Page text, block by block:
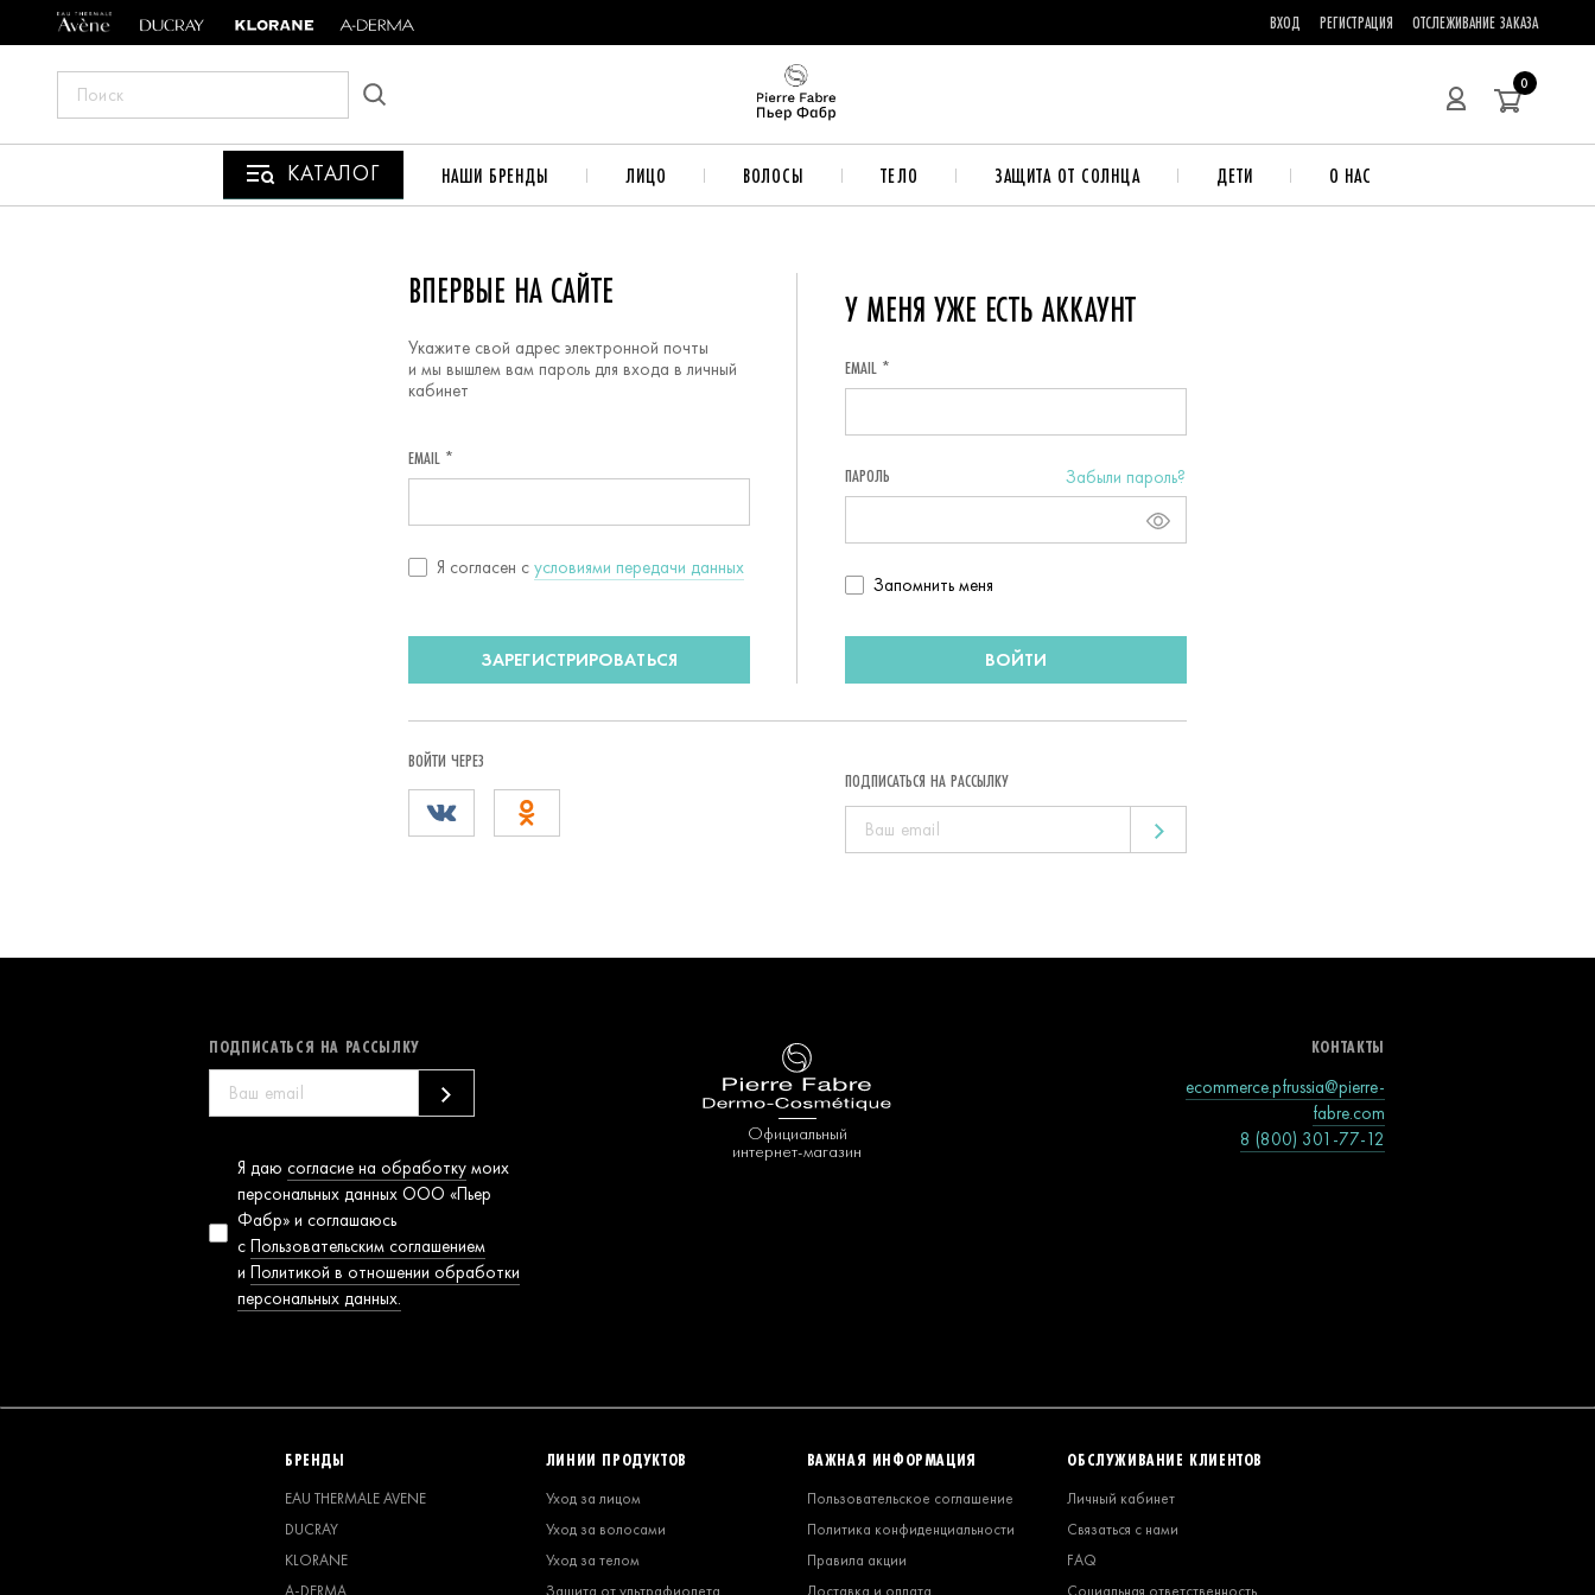
ВХОД РЕГИСТРАЦИЯ ОТСЛЕЖИВАНИЕ ЗАКАЗА
ПОИСК
САЙТУ
0
КАТАЛОГ НАШИ БРЕНДЫ ЛИЦО ВОЛОСЫ ТЕЛО ЗАЩИТА ОТ СОЛНЦА ДЕТИ О НАС
ВПЕРВЫЕ НА САЙТЕ
Укажите свой адрес электронной почты
и мы вышлем вам пароль для входа в личный
кабинет
EMAIL *
Согласие
Я согласен c условиями передачи данных
ЗАРЕГИСТРИРОВАТЬСЯ
У МЕНЯ УЖЕ ЕСТЬ АККАУНТ
EMAIL *
ПАРОЛЬ Забыли пароль?
Запомнить
Запомнить меня
ВОЙТИ
ВОЙТИ ЧЕРЕЗ
ПОДПИСАТЬСЯ НА РАССЫЛКУ
ПОДПИСАТЬСЯ НА РАССЫЛКУ
Согласие на
обработку
персональных
данных
Я даю согласие на обработку моих
персональных данных ООО «Пьер
Фабр» и соглашаюсь
с Пользовательским соглашением
и Политикой в отношении обработки
персональных данных.
Официальный
интернет-магазин
КОНТАКТЫ
ecommerce.pfrussia@pierre-
fabre.com
8 (800) 301-77-12
БРЕНДЫ
EAU THERMALE AVENE
DUCRAY
KLORANE
A-DERMA
ЛИНИИ ПРОДУКТОВ
Уход за лицом
Уход за волосами
Уход за телом
Защита от ультрафиолета
ВАЖНАЯ ИНФОРМАЦИЯ
Пользовательское соглашение
Политика конфиденциальности
Правила акции
Доставка и оплата
ОБСЛУЖИВАНИЕ КЛИЕНТОВ
Личный кабинет
Связаться с нами
FAQ
Социальная ответственность